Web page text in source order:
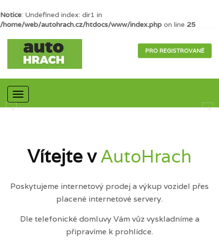
Notice: Undefined index: dir1 in
/home/web/autohrach.cz/htdocs/www/index.php on line 25
PRO REGISTROVANÉ
Mobilní
navigace
Vítejte vAutoHrach
Poskytujeme internetový prodej a výkup vozidel přes
placené internetové servery.
Dle telefonické domluvy Vám vůz vyskladníme a
připravíme k prohlídce.